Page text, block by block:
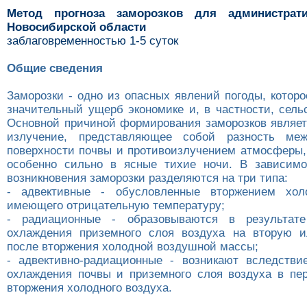
Метод прогноза заморозков для
Новосибирской области
заблаговременностью 1-5 суток
Общие сведения
Заморозки - одно из опасных явлений погоды,
значительный ущерб экономике и, в частности,
Основной причиной формирования заморозков
излучение, представляющее собой разность
поверхности почвы и противоизлучением
особенно сильно в ясные тихие ночи. В
возникновения заморозки разделяются на три типа:
- адвективные - обусловленные вторжением
имеющего отрицательную температуру;
- радиационные - образовываются в результате
охлаждения приземного слоя воздуха на вторую
после вторжения холодной воздушной массы;
- адвективно-радиационные - возникают
охлаждения почвы и приземного слоя воздуха в
вторжения холодного воздуха.